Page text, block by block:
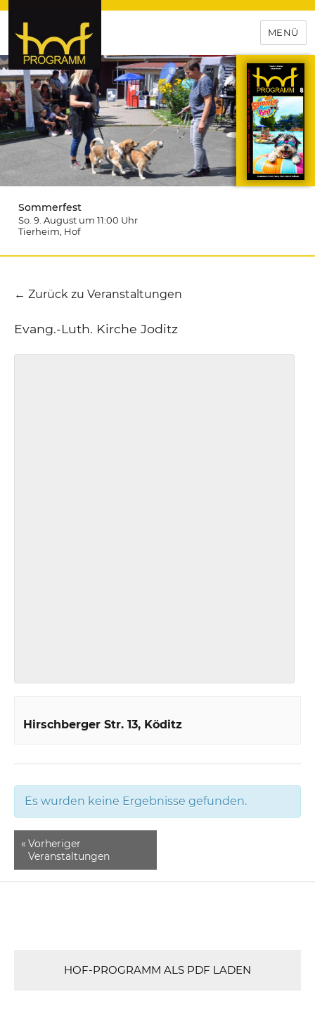
hof-programm – das
Veranstaltungsportal für
Hochfranken
MENÜ
Sommerfest
So. 9. August um 11:00 Uhr
Tierheim , Hof
← Zurück zu Veranstaltungen
Evang.-Luth. Kirche Joditz
Hirschberger Str. 13 Köditz
Es wurden keine Ergebnisse gefunden.
« Vorheriger
Veranstaltungen
HOF-PROGRAMM ALS PDF LADEN